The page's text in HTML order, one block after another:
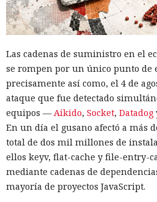
considerables, por ejemplo
compañías privadas dedicadas a
Junto con esta vulnerabilidad, en
errores que permitían a
privilegios de administrador. Uno
con la biblioteca expat: si se
abra un archivo malicioso en
atacante también puede lograr el
identificar al usuario.
Los desarrolladores recomiendan
a la versión 7.10.1 mediante la
Las cadenas de suministro en el
se rompen por un único punto de
precisamente así como, el 4 de
ataque que fue detectado
equipos —Aikido, Socket, Datadog
En un día el gusano afectó a más
total de dos mil millones de
ellos keyv, flat-cache y file-entry-
mediante cadenas de
mayoría de proyectos JavaScript.